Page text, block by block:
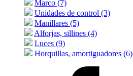
Marco (7)
Unidades de control (3)
Manillares (5)
Alforjas, sillines (4)
Luces (9)
Horquillas, amortiguadores (6)